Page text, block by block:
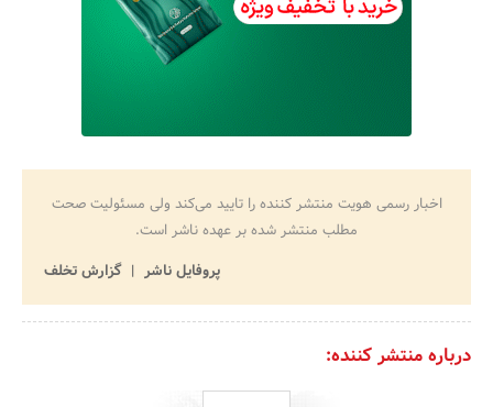
اخبار رسمی هویت منتشر کننده را تایید می‌کند ولی مسئولیت صحت
مطلب منتشر شده بر عهده ناشر است.
پروفایل ناشر
گزارش تخلف
درباره منتشر کننده: